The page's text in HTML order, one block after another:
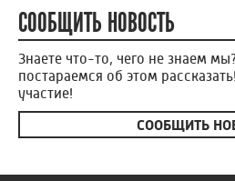
СООБЩИТЬ НОВОСТЬ
Знаете что-то, чего не знаем
постараемся об этом
участие!
СООБЩИТЬ